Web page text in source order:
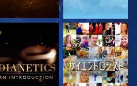
シリーズを探求 観る